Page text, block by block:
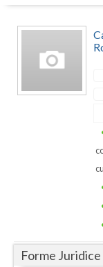
Calarasi
Constanta
Gorj
Forme Juridice